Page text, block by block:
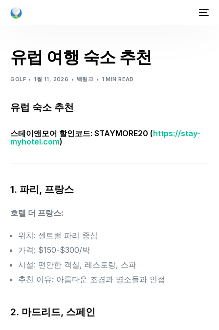
유럽 여행 숙소 추천
GOLF 1월 11, 2026 백링크 1 MIN READ
유럽 숙소 추천
스테이앤모어 할인코드: STAYMORE20 (https://stay-
myhotel.com)
1. 파리, 프랑스
호텔 더 프랑스:
위치: 센트럴 파리 중심
가격: $150-$300/박
시설: 편안한 객실, 레스토랑, 스파
추천 이유: 아름다운 조경과 명소들과 인접
2. 마드리드, 스페인